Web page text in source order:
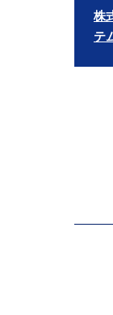
株
テ